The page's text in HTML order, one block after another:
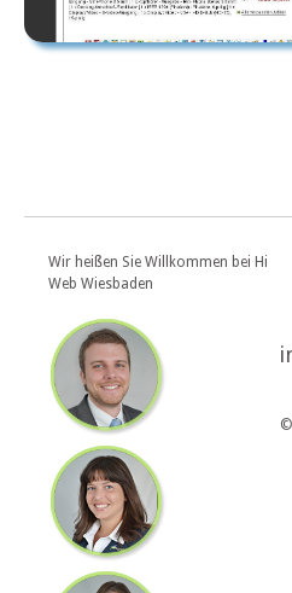
Wir heißen Sie Willkommen bei Hi
Web Wiesbaden
©